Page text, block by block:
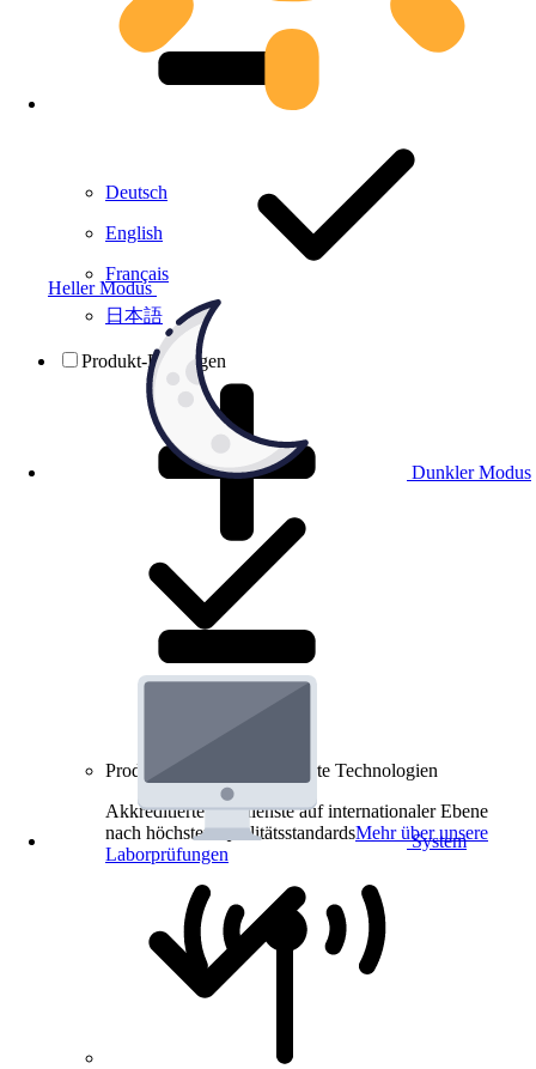
Heller Modus
Dunkler Modus
System
Deutsch
English
Français
日本語
Produkt-Prüfungen
Produkt-Prüfungen für smarte Technologien
Akkreditierte Prüfdienste auf internationaler Ebene
nach höchsten QualitätsstandardsMehr über unsere
Laborprüfungen